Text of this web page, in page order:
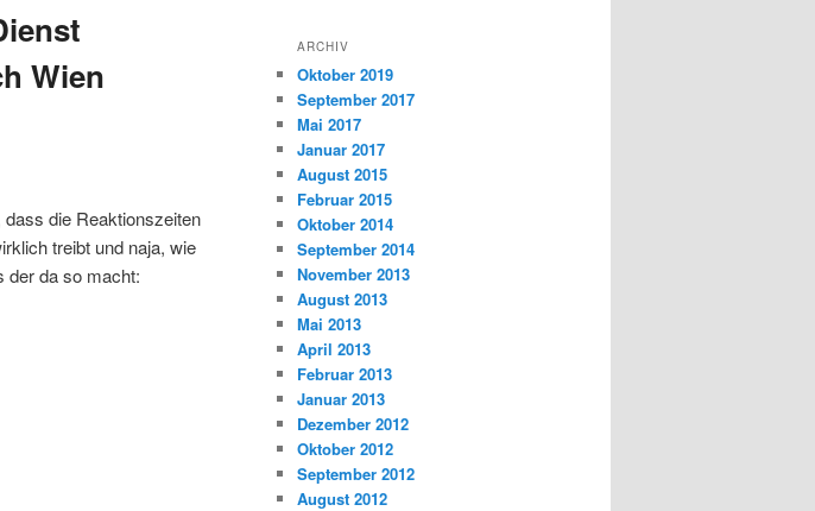
Wien
die Reaktionszeiten
treibt und naja, wie
der da so macht:
ARCHIV
Oktober 2019
September 2017
Mai 2017
Januar 2017
August 2015
Februar 2015
Oktober 2014
September 2014
November 2013
August 2013
Mai 2013
April 2013
Februar 2013
Januar 2013
Dezember 2012
Oktober 2012
September 2012
August 2012